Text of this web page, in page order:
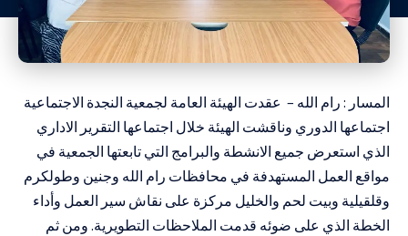
المسار : رام الله – عقدت الهيئة العامة لجمعية النجدة الاجتماعية
اجتماعها الدوري وناقشت الهيئة خلال اجتماعها التقرير الاداري
الذي استعرض جميع الانشطة والبرامج التي تابعتها الجمعية في
مواقع العمل المستهدفة في محافظات رام الله وجنين وطولكرم
وقلقيلية وبيت لحم والخليل مركزة على نقاش سير العمل وأداء
الخطة الذي على ضوئه قدمت الملاحظات التطويرية. ومن ثم